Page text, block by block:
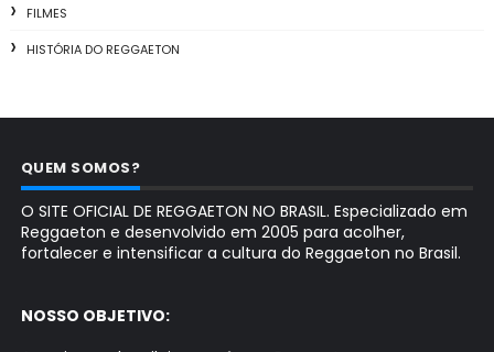
FILMES
HISTÓRIA DO REGGAETON
QUEM SOMOS?
O SITE OFICIAL DE REGGAETON NO BRASIL. Especializado em
Reggaeton e desenvolvido em 2005 para acolher,
fortalecer e intensificar a cultura do Reggaeton no Brasil.
NOSSO OBJETIVO: